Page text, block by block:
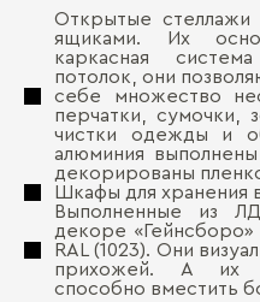
Открытые
ящиками. Их
каркасная
потолок, они
себе множество
перчатки, сумочки,
чистки одежды и
алюминия
декорированы
Шкафы для
Выполненные из
декоре
RAL (1023). Они
прихожей. А их
способно вместить